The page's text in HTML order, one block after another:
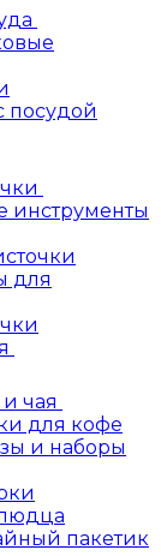
посудой
инструменты
для
чая
для кофе
и наборы
пакетик